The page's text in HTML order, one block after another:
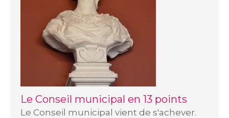
Le Conseil municipal en 13 points
Le Conseil municipal vient de s'achever.